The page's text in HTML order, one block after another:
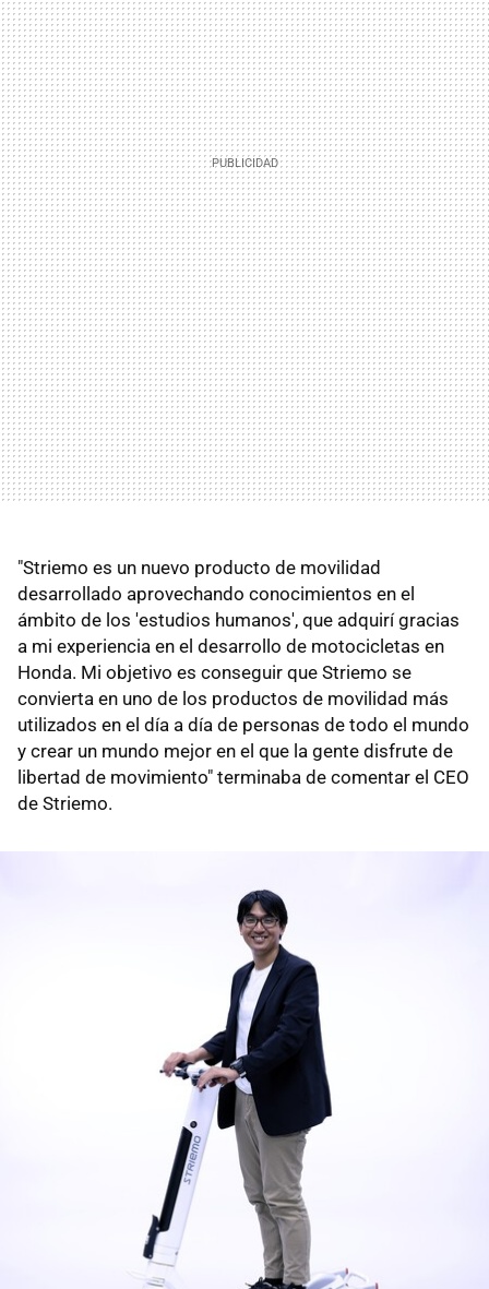
"Striemo es un nuevo producto de movilidad
desarrollado aprovechando conocimientos en el
ámbito de los 'estudios humanos', que adquirí gracias
a mi experiencia en el desarrollo de motocicletas en
Honda. Mi objetivo es conseguir que Striemo se
convierta en uno de los productos de movilidad más
utilizados en el día a día de personas de todo el mundo
y crear un mundo mejor en el que la gente disfrute de
libertad de movimiento" terminaba de comentar el CEO
de Striemo.